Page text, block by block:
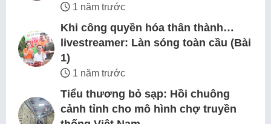
1 năm trước
Khi công quyền hóa thân thành…
livestreamer: Làn sóng toàn cầu (Bài
1)
1 năm trước
Tiểu thương bỏ sạp: Hồi chuông
cảnh tỉnh cho mô hình chợ truyền